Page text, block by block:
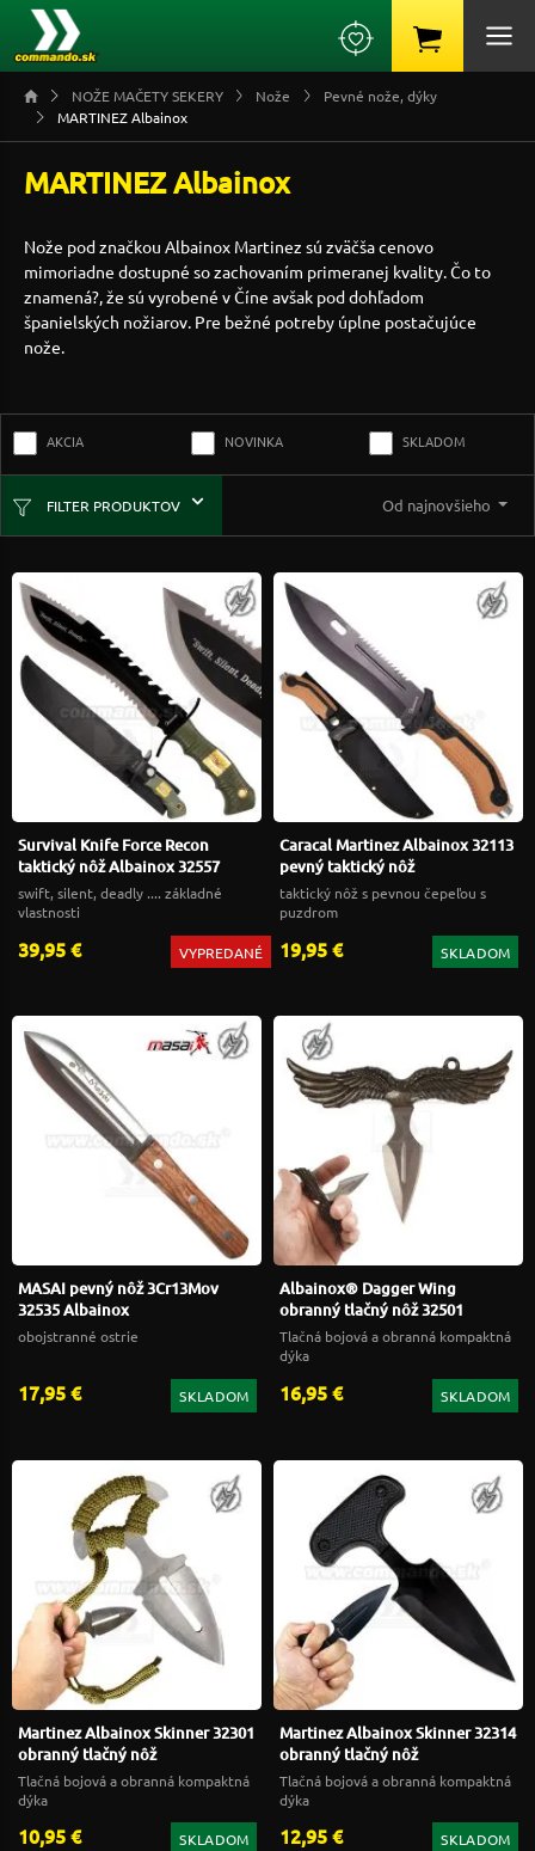
NOŽE MAČETY SEKERY Nože
Pevné nože, dýky
MARTINEZ Albainox
MARTINEZ Albainox
Nože pod značkou Albainox Martinez sú zväčša cenovo
mimoriadne dostupné so zachovaním primeranej kvality. Čo to
znamená?, že sú vyrobené v Číne avšak pod dohľadom
španielských nožiarov. Pre bežné potreby úplne postačujúce
nože.
AKCIA NOVINKA SKLADOM
FILTER PRODUKTOV Od najnovšieho
Survival Knife Force Recon
taktický nôž Albainox 32557
swift, silent, deadly .... základné
vlastnosti
39,95 € VYPREDANÉ
Caracal Martinez Albainox 32113
pevný taktický nôž
taktický nôž s pevnou čepeľou s
puzdrom
19,95 € SKLADOM
MASAI pevný nôž 3Cr13Mov
32535 Albainox
obojstranné ostrie
17,95 € SKLADOM
Albainox® Dagger Wing
obranný tlačný nôž 32501
Tlačná bojová a obranná kompaktná
dýka
16,95 € SKLADOM
Martinez Albainox Skinner 32301
obranný tlačný nôž
Tlačná bojová a obranná kompaktná
dýka
10,95 € SKLADOM
Martinez Albainox Skinner 32314
obranný tlačný nôž
Tlačná bojová a obranná kompaktná
dýka
12,95 € SKLADOM